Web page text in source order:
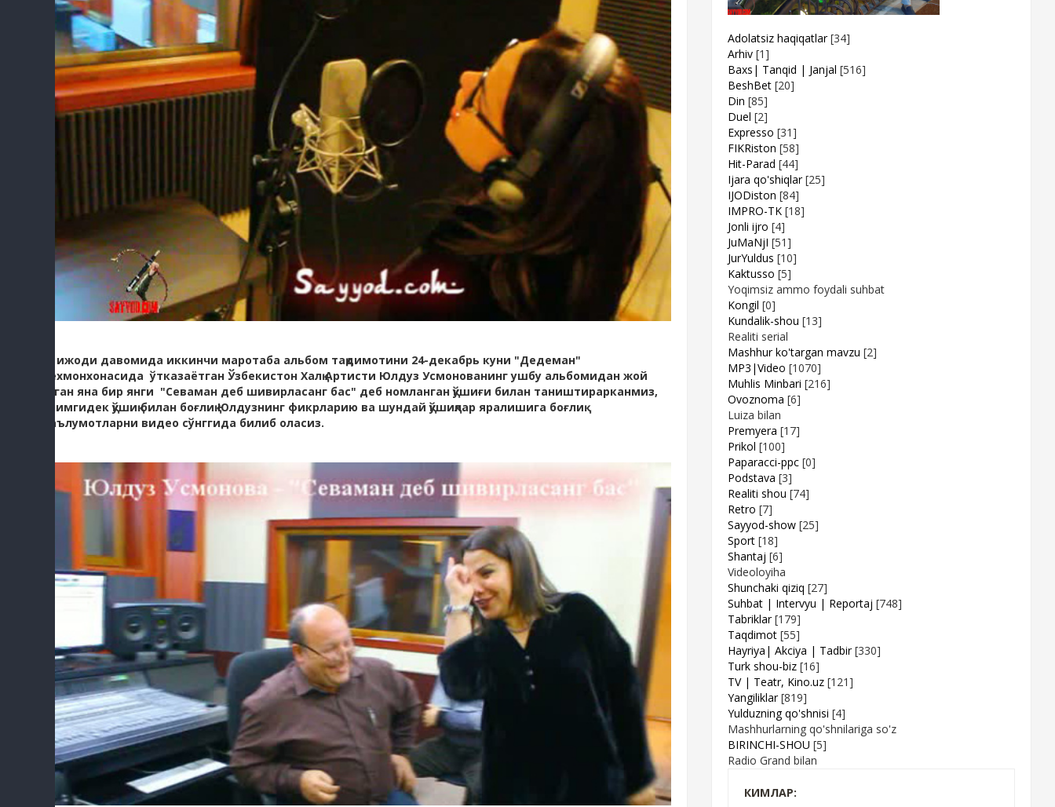
Ўз ижоди давомида иккинчи маротаба альбом тақдимотини 24-декабрь куни "Дедеман"
мехмонхонасида ўтказаётган Ўзбекистон Халқ Артисти Юлдуз Усмонованинг ушбу альбомидан жой
олган яна бир янги "Севаман деб шивирласанг бас" деб номланган қўшиғи билан таништирарканмиз,
доимгидек қўшиқ билан боғлиқ Юлдузнинг фикрларию ва шундай қўшиқлар яралишига боғлиқ
маълумотларни видео сўнггида билиб оласиз.
Adolatsiz haqiqatlar [34]
Arhiv [1]
Baxs| Tanqid | Janjal [516]
BeshBet [20]
Din [85]
Duel [2]
Expresso [31]
FIKRiston [58]
Hit-Parad [44]
Ijara qo'shiqlar [25]
IJODiston [84]
IMPRO-TK [18]
Jonli ijro [4]
JuMaNjI [51]
JurYuldus [10]
Kaktusso [5]
Yoqimsiz ammo foydali suhbat
Kongil [0]
Kundalik-shou [13]
Realiti serial
Mashhur ko'targan mavzu [2]
MP3|Video [1070]
Muhlis Minbari [216]
Ovoznoma [6]
Luiza bilan
Premyera [17]
Prikol [100]
Paparacci-ppc [0]
Podstava [3]
Realiti shou [74]
Retro [7]
Sayyod-show [25]
Sport [18]
Shantaj [6]
Videoloyiha
Shunchaki qiziq [27]
Suhbat | Intervyu | Reportaj [748]
Tabriklar [179]
Taqdimot [55]
Hayriya| Akciya | Tadbir [330]
Turk shou-biz [16]
TV | Teatr, Kino.uz [121]
Yangiliklar [819]
Yulduzning qo'shnisi [4]
Mashhurlarning qo'shnilariga so'z
BIRINCHI-SHOU [5]
Radio Grand bilan
КИМЛАР: